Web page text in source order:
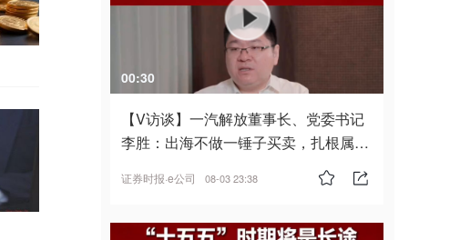
00:30
【V访谈】一汽解放董事长、党委书记
李胜：出海不做一锤子买卖，扎根属
证券时报·e公司 08-03 23:38